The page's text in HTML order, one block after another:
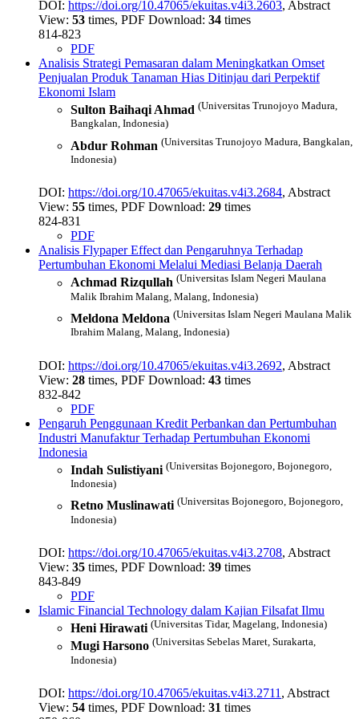
DOI: https://doi.org/10.47065/ekuitas.v4i3.2603, Abstract
View: 53 times, PDF Download: 34 times
814-823
PDF
Analisis Strategi Pemasaran dalam Meningkatkan Omset
Penjualan Produk Tanaman Hias Ditinjau dari Perpektif
Ekonomi Islam
Sulton Baihaqi Ahmad (Universitas Trunojoyo Madura,
Bangkalan, Indonesia)
Abdur Rohman (Universitas Trunojoyo Madura, Bangkalan,
Indonesia)
DOI: https://doi.org/10.47065/ekuitas.v4i3.2684, Abstract
View: 55 times, PDF Download: 29 times
824-831
PDF
Analisis Flypaper Effect dan Pengaruhnya Terhadap
Pertumbuhan Ekonomi Melalui Mediasi Belanja Daerah
Achmad Rizqullah (Universitas Islam Negeri Maulana
Malik Ibrahim Malang, Malang, Indonesia)
Meldona Meldona (Universitas Islam Negeri Maulana Malik
Ibrahim Malang, Malang, Indonesia)
DOI: https://doi.org/10.47065/ekuitas.v4i3.2692, Abstract
View: 28 times, PDF Download: 43 times
832-842
PDF
Pengaruh Penggunaan Kredit Perbankan dan Pertumbuhan
Industri Manufaktur Terhadap Pertumbuhan Ekonomi
Indonesia
Indah Sulistiyani (Universitas Bojonegoro, Bojonegoro,
Indonesia)
Retno Muslinawati (Universitas Bojonegoro, Bojonegoro,
Indonesia)
DOI: https://doi.org/10.47065/ekuitas.v4i3.2708, Abstract
View: 35 times, PDF Download: 39 times
843-849
PDF
Islamic Financial Technology dalam Kajian Filsafat Ilmu
Heni Hirawati (Universitas Tidar, Magelang, Indonesia)
Mugi Harsono (Universitas Sebelas Maret, Surakarta,
Indonesia)
DOI: https://doi.org/10.47065/ekuitas.v4i3.2711 , Abstract
View: 54 times, PDF Download: 31 times